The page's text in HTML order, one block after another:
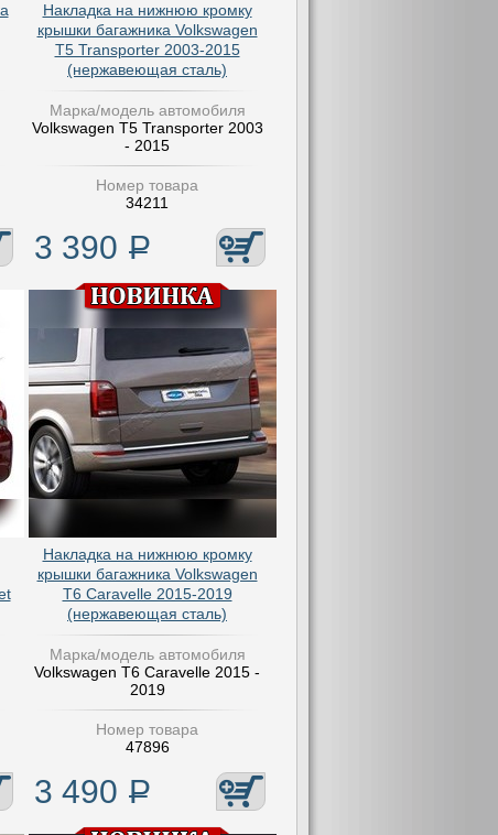
Накладка на нижнюю кромку
крышки багажника Volkswagen
T5 Transporter 2003-2015
(нержавеющая сталь)
Марка/модель автомобиля
Volkswagen T5 Transporter 2003
- 2015
Номер товара
34211
3 390 Р
Накладка на нижнюю кромку
крышки багажника Volkswagen
T6 Caravelle 2015-2019
(нержавеющая сталь)
Марка/модель автомобиля
Volkswagen T6 Caravelle 2015 -
2019
Номер товара
47896
3 490 Р